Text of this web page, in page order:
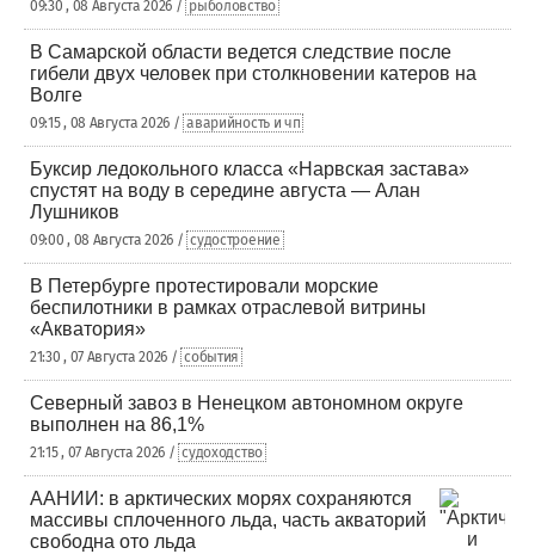
09:30 , 08 Августа 2026 / рыболовство
В Самарской области ведется следствие после
гибели двух человек при столкновении катеров на
Волге
09:15 , 08 Августа 2026 / аварийность и чп
Буксир ледокольного класса «Нарвская застава»
спустят на воду в середине августа — Алан
Лушников
09:00 , 08 Августа 2026 / судостроение
В Петербурге протестировали морские
беспилотники в рамках отраслевой витрины
«Акватория»
21:30 , 07 Августа 2026 / события
Северный завоз в Ненецком автономном округе
выполнен на 86,1%
21:15 , 07 Августа 2026 / судоходство
ААНИИ: в арктических морях сохраняются
массивы сплоченного льда, часть акваторий
свободна ото льда